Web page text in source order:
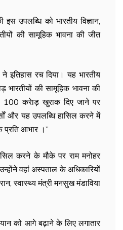
उपलब्धि को भारतीय विज्ञान,
की सामूहिक भावना की जीत
ने इतिहास रच दिया। यह भारतीय
भारतीयों की सामूहिक भावना की
100 करेाड़ खुराक दिए जाने पर
और यह उपलब्धि हासिल करने में
आभार ।’’
करने के मौके पर राम मनोहर
वहां अस्पताल के अधिकारियों
स्वास्थ्य मंत्री मनसुख मंडाविया
को आगे बढ़ाने के लिए लगातार